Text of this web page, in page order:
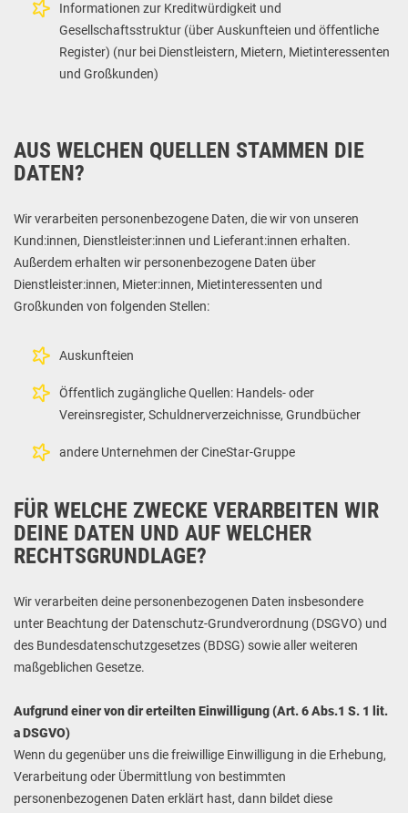
Informationen zur Kreditwürdigkeit und
Gesellschaftsstruktur (über Auskunfteien und öffentliche
Register) (nur bei Dienstleistern, Mietern, Mietinteressenten
und Großkunden)
AUS WELCHEN QUELLEN STAMMEN DIE
DATEN?
Wir verarbeiten personenbezogene Daten, die wir von unseren
Kund:innen, Dienstleister:innen und Lieferant:innen erhalten.
Außerdem erhalten wir personenbezogene Daten über
Dienstleister:innen, Mieter:innen, Mietinteressenten und
Großkunden von folgenden Stellen:
Auskunfteien
Öffentlich zugängliche Quellen: Handels- oder
Vereinsregister, Schuldnerverzeichnisse, Grundbücher
andere Unternehmen der CineStar-Gruppe
FÜR WELCHE ZWECKE VERARBEITEN WIR
DEINE DATEN UND AUF WELCHER
RECHTSGRUNDLAGE?
Wir verarbeiten deine personenbezogenen Daten insbesondere
unter Beachtung der Datenschutz-Grundverordnung (DSGVO) und
des Bundesdatenschutzgesetzes (BDSG) sowie aller weiteren
maßgeblichen Gesetze.
Aufgrund einer von dir erteilten Einwilligung (Art. 6 Abs.1 S. 1 lit.
a DSGVO)
Wenn du gegenüber uns die freiwillige Einwilligung in die Erhebung,
Verarbeitung oder Übermittlung von bestimmten
personenbezogenen Daten erklärt hast, dann bildet diese